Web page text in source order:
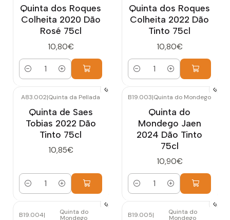
Quinta dos Roques
Colheita 2020 Dão
Rosé 75cl
10,80€
Quantidade
Quinta dos Roques
Colheita 2022 Dão
Tinto 75cl
10,80€
Quantidade
A83.002|Quinta da Pellada
Quinta de Saes
Tobias 2022 Dão
Tinto 75cl
10,85€
Quantidade
B19.003|Quinta do Mondego
Quinta do
Mondego Jaen
2024 Dão Tinto
75cl
10,90€
Quantidade
B19.004| Quinta do
Mondego B19.005| Quinta do
Mondego